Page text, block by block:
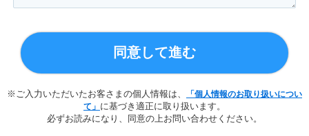
同意して進む
※ご入力いただいたお客さまの個人情報は、
「個人情報のお取り扱いについ
て」 に基づき適正に取り扱います。
必ずお読みになり、同意の上お問い合わせください。